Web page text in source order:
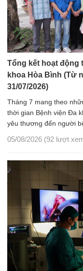
Tổng kết hoạt động
khoa Hòa Bình (Từ
31/07/2026)
Tháng 7 mang theo
thời gian Bệnh viện Đa
yêu thương đến người
05/08/2026 (92 lượt